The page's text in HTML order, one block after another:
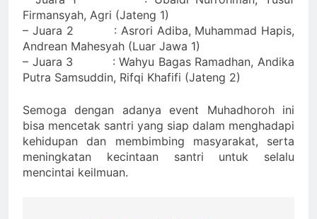
Firmansyah, Agri (Jateng 1)
– Juara 2 : Asrori Adiba, Muhammad Hapis,
Andrean Mahesyah (Luar Jawa 1)
– Juara 3 : Wahyu Bagas Ramadhan, Andika
Putra Samsuddin, Rifqi Khafifi (Jateng 2)
Semoga dengan adanya event Muhadhoroh ini
bisa mencetak santri yang siap dalam menghadapi
kehidupan dan membimbing masyarakat, serta
meningkatan kecintaan santri untuk selalu
mencintai keilmuan.